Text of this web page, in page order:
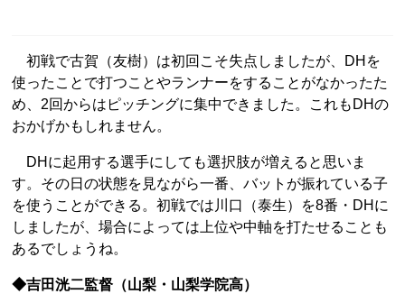
初戦で古賀（友樹）は初回こそ失点しましたが、DHを
使ったことで打つことやランナーをすることがなかったた
め、2回からはピッチングに集中できました。これもDHの
おかげかもしれません。
DHに起用する選手にしても選択肢が増えると思いま
す。その日の状態を見ながら一番、バットが振れている子
を使うことができる。初戦では川口（泰生）を8番・DHに
しましたが、場合によっては上位や中軸を打たせることも
あるでしょうね。
◆吉田洸二監督（山梨・山梨学院高）